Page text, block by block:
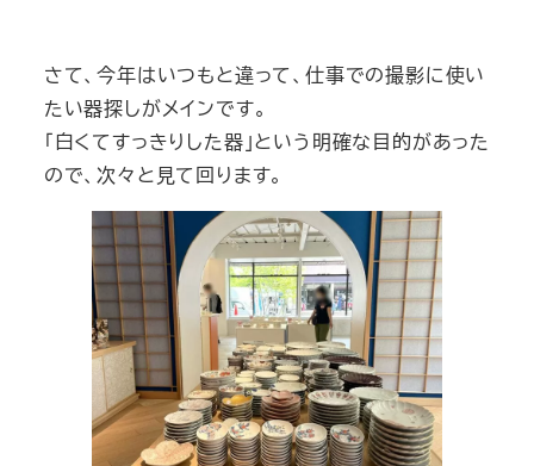
さて、今年はいつもと違って、仕事での撮影に使い
たい器探しがメインです。
「白くてすっきりした器」という明確な目的があった
ので、次々と見て回ります。